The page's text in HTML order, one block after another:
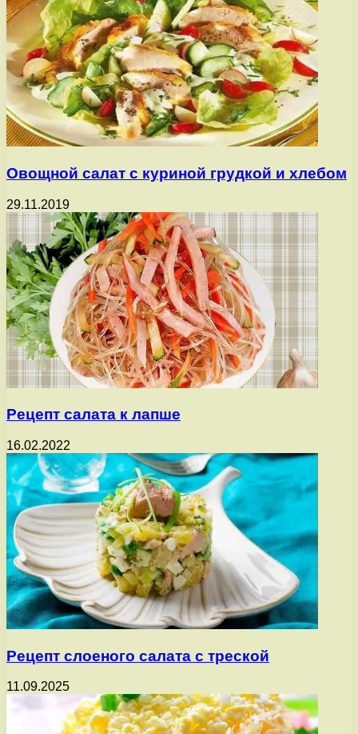
Овощной салат с куриной грудкой и хлебом
29.11.2019
Рецепт салата к лапше
16.02.2022
Рецепт слоеного салата с треской
11.09.2025